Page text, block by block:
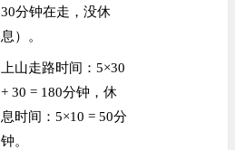
30分钟在走，没休
息）。
上山走路时间：5×30
+ 30 = 180分钟，休
息时间：5×10 = 50分
钟。